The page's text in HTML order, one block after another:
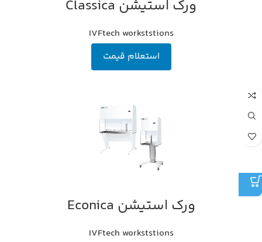
ورک استیشن Classica
IVFtech workststions
استعلام قیمت
ورک استیشن Econica
IVFtech workststions